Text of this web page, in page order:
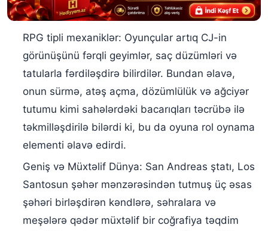
RPG tipli mexaniklər: Oyunçular artıq CJ-in
görünüşünü fərqli geyimlər, saç düzümləri və
tatularla fərdiləşdirə bilirdilər. Bundan əlavə,
onun sürmə, atəş açma, dözümlülük və ağciyər
tutumu kimi sahələrdəki bacarıqları təcrübə ilə
təkmilləşdirilə bilərdi ki, bu da oyuna rol oynama
elementi əlavə edirdi.
Geniş və Müxtəlif Dünya: San Andreas ştatı, Los
Santosun şəhər mənzərəsindən tutmuş üç əsas
şəhəri birləşdirən kəndlərə, səhralara və
meşələrə qədər müxtəlif bir coğrafiya təqdim